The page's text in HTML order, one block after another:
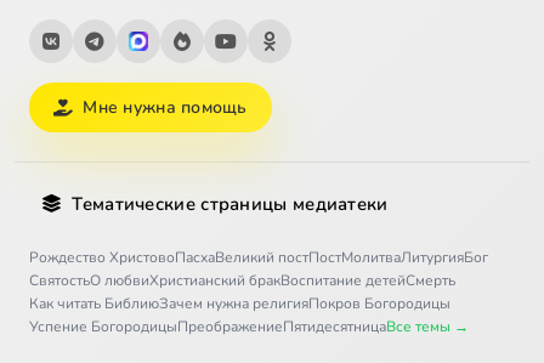
Мне нужна помощь
Тематические страницы медиатеки
Рождество ХристовоПасхаВеликий постПостМолитваЛитургияБог
СвятостьО любвиХристианский бракВоспитание детейСмерть
Как читать БиблиюЗачем нужна религияПокров Богородицы
Успение БогородицыПреображениеПятидесятницаВсе темы →